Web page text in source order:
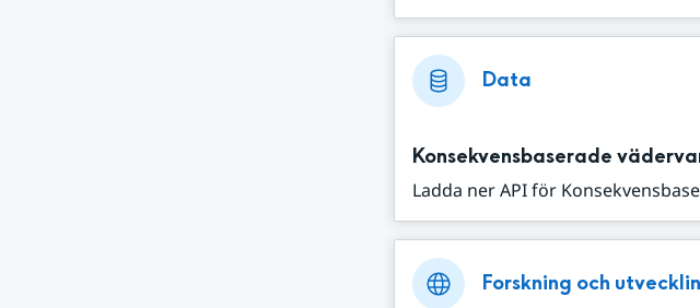
Data
Konsekvensbaserade
Ladda ner API för
Forskning och